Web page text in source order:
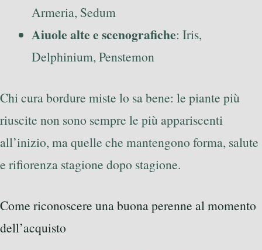
Armeria, Sedum
Aiuole alte e scenografiche: Iris,
Delphinium, Penstemon
Chi cura bordure miste lo sa bene: le piante più
riuscite non sono sempre le più appariscenti
all’inizio, ma quelle che mantengono forma, salute
e rifiorenza stagione dopo stagione.
Come riconoscere una buona perenne al momento
dell’acquisto